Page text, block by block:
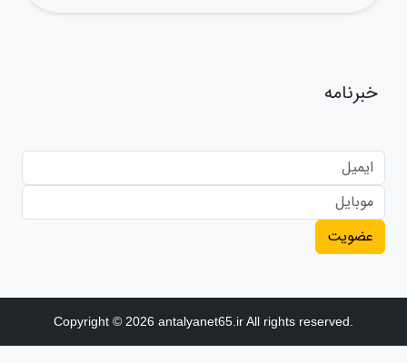
خبرنامه
عضویت
Copyright © 2026 antalyanet65.ir All rights reserved.